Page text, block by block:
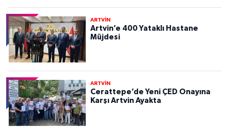
ARTVİN
Artvin’e 400 Yataklı Hastane
Müjdesi
ARTVİN
Cerattepe’de Yeni ÇED Onayına
Karşı Artvin Ayakta